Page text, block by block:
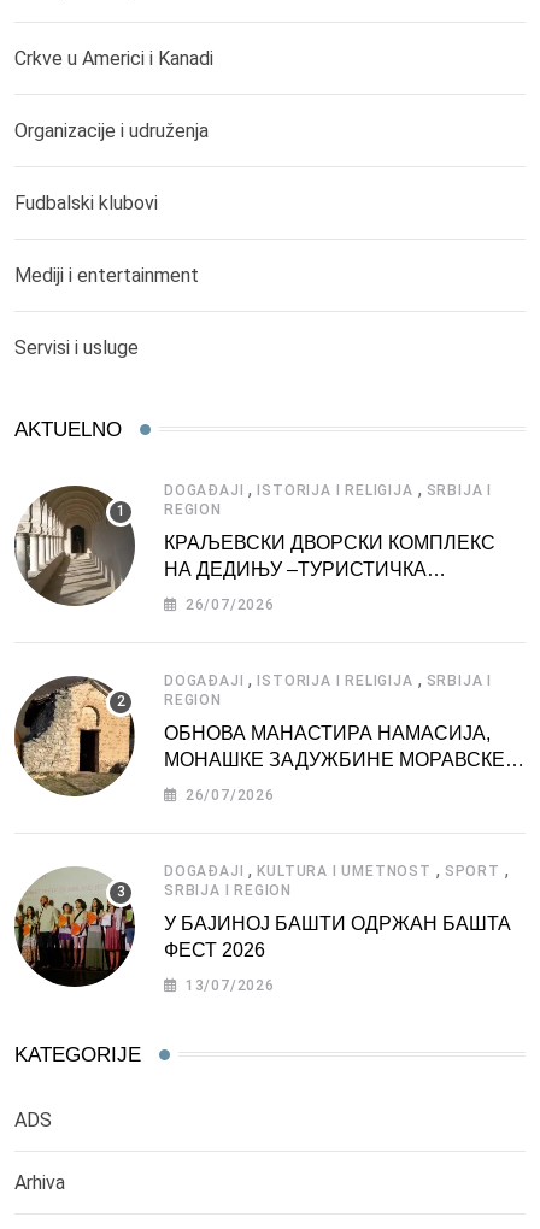
Crkve u Americi i Kanadi
Organizacije i udruženja
Fudbalski klubovi
Mediji i entertainment
Servisi i usluge
AKTUELNO
DOGAĐAJI ,ISTORIJA I RELIGIJA , SRBIJA I
REGION
КРАЉЕВСКИ ДВОРСКИ КОМПЛЕКС
НА ДЕДИЊУ –ТУРИСТИЧКА
АТРАКЦИЈА
26/07/2026
DOGAĐAJI ,ISTORIJA I RELIGIJA , SRBIJA I
REGION
ОБНОВА МАНАСТИРА НАМАСИЈА,
МОНАШКЕ ЗАДУЖБИНЕ МОРАВСКЕ
СРБИЈЕ
26/07/2026
DOGAĐAJI ,KULTURA I UMETNOST , SPORT ,
SRBIJA I REGION
У БАЈИНОЈ БАШТИ ОДРЖАН БАШТА
ФЕСТ 2026
13/07/2026
KATEGORIJE
ADS
Arhiva